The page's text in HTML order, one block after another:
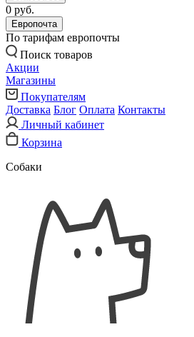
0 руб.
Европочта
По тарифам европочты
Поиск товаров
Акции
Магазины
Покупателям
Доставка Блог Оплата Контакты
Личный кабинет
Корзина
Собаки